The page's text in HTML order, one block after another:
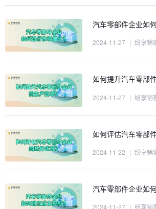
汽车零部件企业如
2024-11-27 | 纷享销
如何提升汽车零部
2024-11-27 | 纷享销
如何评估汽车零部
2024-11-22 | 纷享销
汽车零部件企业如
2024-11-27 | 纷享销